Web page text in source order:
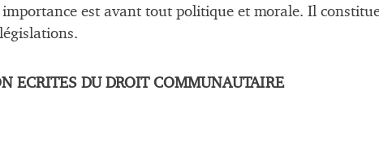
est avant tout politique et morale. Il
ECRITES DU DROIT COMMUNAUTAIRE